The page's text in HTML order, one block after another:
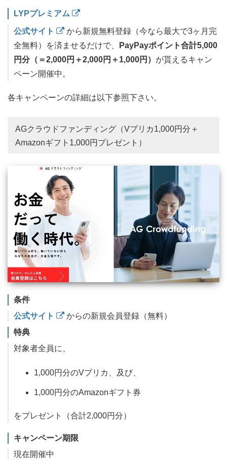
LYPプレミアム
公式サイト
から新規無料登録（今なら最大で3ヶ月完
全無料）を済ませるだけで、
PayPayポイント合計5,000
円分（＝2,000円＋2,000円＋1,000円） が貰えるキャン
ペーン開催中。
各キャンペーンの詳細は以下参照下さい。
AGクラウドファンディング（Vプリカ1,000円分＋
Amazonギフト1,000円プレゼント）
条件
公式サイト
からの新規会員登録（無料）
特典
対象者全員に、
1,000円分のVプリカ、及び、
1,000円分のAmazonギフト券
をプレゼント（合計2,000円分）
キャンペーン期限
現在開催中